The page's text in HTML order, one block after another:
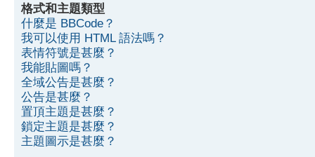
格式和主題類型
什麼是 BBCode？
我可以使用 HTML 語法嗎？
表情符號是甚麼？
我能貼圖嗎？
全域公告是甚麼？
公告是甚麼？
置頂主題是甚麼？
鎖定主題是甚麼？
主題圖示是甚麼？